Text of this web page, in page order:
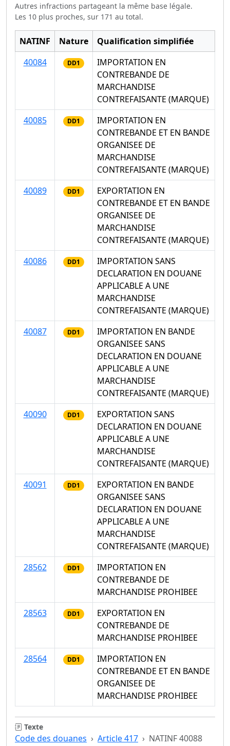
Autres infractions partageant la même base légale.
Les 10 plus proches, sur 171 au total.
NATINF Nature
Qualification simplifiée
40084
DD1
IMPORTATION EN
CONTREBANDE DE
MARCHANDISE
CONTREFAISANTE (MARQUE)
40085
DD1
IMPORTATION EN
CONTREBANDE ET EN BANDE
ORGANISEE DE
MARCHANDISE
CONTREFAISANTE (MARQUE)
40089
DD1
EXPORTATION EN
CONTREBANDE ET EN BANDE
ORGANISEE DE
MARCHANDISE
CONTREFAISANTE (MARQUE)
40086
DD1
IMPORTATION SANS
DECLARATION EN DOUANE
APPLICABLE A UNE
MARCHANDISE
CONTREFAISANTE (MARQUE)
40087
DD1
IMPORTATION EN BANDE
ORGANISEE SANS
DECLARATION EN DOUANE
APPLICABLE A UNE
MARCHANDISE
CONTREFAISANTE (MARQUE)
40090
DD1
EXPORTATION SANS
DECLARATION EN DOUANE
APPLICABLE A UNE
MARCHANDISE
CONTREFAISANTE (MARQUE)
40091
DD1
EXPORTATION EN BANDE
ORGANISEE SANS
DECLARATION EN DOUANE
APPLICABLE A UNE
MARCHANDISE
CONTREFAISANTE (MARQUE)
28562
DD1
IMPORTATION EN
CONTREBANDE DE
MARCHANDISE PROHIBEE
28563
DD1
EXPORTATION EN
CONTREBANDE DE
MARCHANDISE PROHIBEE
28564
DD1
IMPORTATION EN
CONTREBANDE ET EN BANDE
ORGANISEE DE
MARCHANDISE PROHIBEE
Texte
Code des douanes Article 417 NATINF 40088